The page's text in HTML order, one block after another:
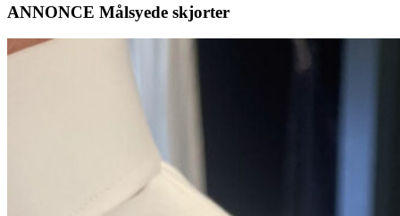
ANNONCE Målsyede skjorter